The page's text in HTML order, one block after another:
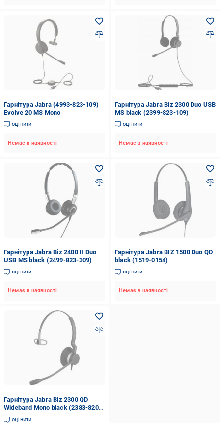
Гарнітура Jabra (4993-823-109)
Evolve 20 MS Mono
оцінити
Немає в наявності
Гарнітура Jabra Biz 2300 Duo USB
MS black (2399-823-109)
оцінити
Немає в наявності
Гарнітура Jabra Biz 2400 II Duo
USB MS black (2499-823-309)
оцінити
Немає в наявності
Гарнітура Jabra BIZ 1500 Duo QD
black (1519-0154)
оцінити
Немає в наявності
Гарнітура Jabra Biz 2300 QD
Wideband Mono black (2383-820-
109)
оцінити